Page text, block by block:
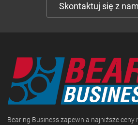
Skontaktuj się z
Bearing Business zapewnia najniższe